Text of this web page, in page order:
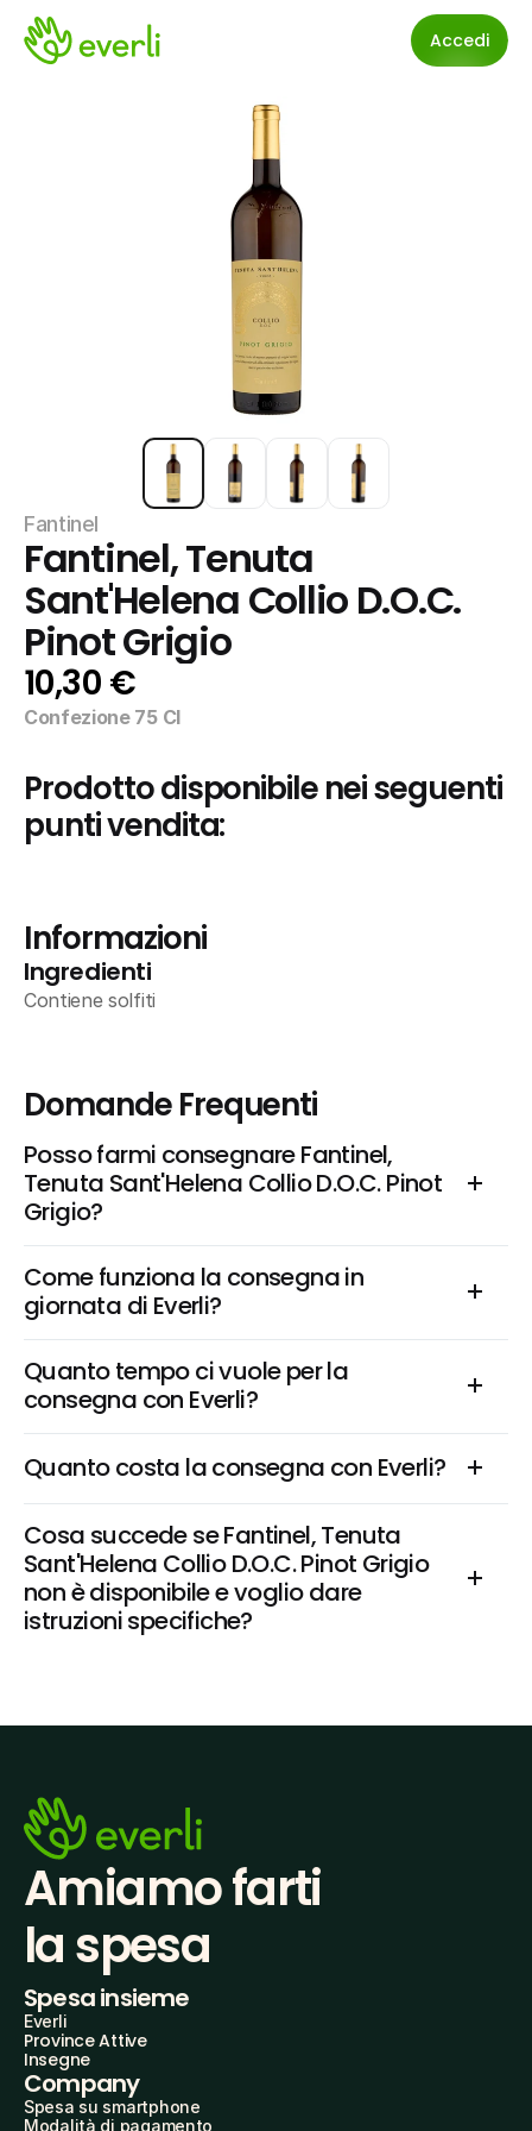
Accedi
Fantinel
Fantinel, Tenuta
Sant'Helena Collio D.O.C.
Pinot Grigio
10,30 €
Confezione 75 Cl
Prodotto disponibile nei seguenti
punti vendita:
Informazioni
Ingredienti
Contiene solfiti
Domande Frequenti
Posso farmi consegnare Fantinel,
Tenuta Sant'Helena Collio D.O.C. Pinot
Grigio?
Come funziona la consegna in
giornata di Everli?
Quanto tempo ci vuole per la
consegna con Everli?
Quanto costa la consegna con Everli?
Cosa succede se Fantinel, Tenuta
Sant'Helena Collio D.O.C. Pinot Grigio
non è disponibile e voglio dare
istruzioni specifiche?
Amiamo farti
la spesa
Spesa insieme
Everli
Province Attive
Insegne
Company
Spesa su smartphone
Modalità di pagamento